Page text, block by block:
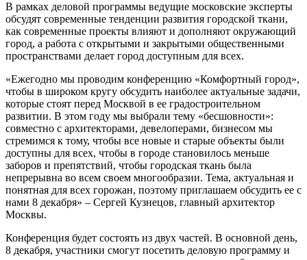
В рамках деловой программы ведущие московские эксперты
обсудят современные тенденции развития городской ткани,
как современные проекты влияют и дополняют окружающий
город, а работа с открытыми и закрытыми общественными
пространствами делает город доступным для всех.
«Ежегодно мы проводим конференцию «Комфортный город»,
чтобы в широком кругу обсудить наиболее актуальные задачи,
которые стоят перед Москвой в ее градостроительном
развитии. В этом году мы выбрали тему «бесшовности»:
совместно с архитекторами, девелоперами, бизнесом мы
стремимся к тому, чтобы все новые и старые объекты были
доступны для всех, чтобы в городе становилось меньше
заборов и препятствий, чтобы городская ткань была
непрерывна во всем своем многообразии. Тема, актуальная и
понятная для всех горожан, поэтому приглашаем обсудить ее с
нами 8 декабря» – Сергей Кузнецов, главный архитектор
Москвы.
Конференция будет состоять из двух частей. В основной день,
8 декабря, участники смогут посетить деловую программу и